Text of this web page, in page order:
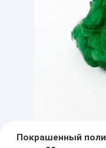
Покрашенный